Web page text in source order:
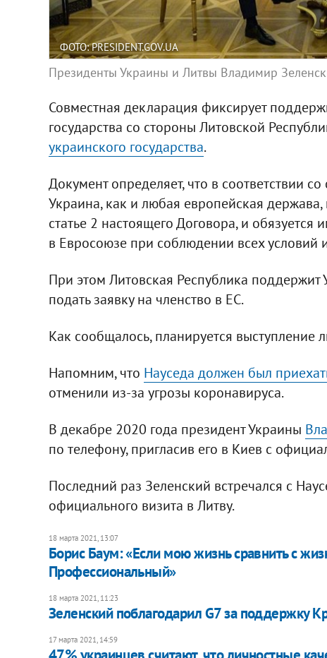
ФОТО: PRESIDENT.GOV.UA
Президенты Украины и Литвы Владимир
Совместная декларация фиксирует
государства со стороны Литовской
украинского государства.
Документ определяет, что в соответствии
Украина, как и любая европейская
статье 2 настоящего Договора, и обязуется
в Евросоюзе при соблюдении всех условий
При этом Литовская Республика поддержит
подать заявку на членство в ЕС.
Как сообщалось, планируется выступление
Напомним, что Науседа должен был
отменили из-за угрозы коронавируса.
В декабре 2020 года президент Украины
по телефону, пригласив его в Киев с
Последний раз Зеленский встречался с
официального визита в Литву.
18 марта 2021, 13:07
Борис Баум: «Если мою жизнь сравнить с
Профессиональный»
18 марта 2021, 11:23
Зеленский поблагодарил G7 за поддержку
17 марта 2021, 14:59